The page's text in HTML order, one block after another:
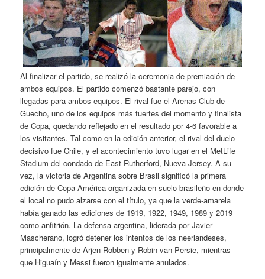
Al finalizar el partido, se realizó la ceremonia de premiación de
ambos equipos. El partido comenzó bastante parejo, con
llegadas para ambos equipos. El rival fue el Arenas Club de
Guecho, uno de los equipos más fuertes del momento y finalista
de Copa, quedando reflejado en el resultado por 4-6 favorable a
los visitantes. Tal como en la edición anterior, el rival del duelo
decisivo fue Chile, y el acontecimiento tuvo lugar en el MetLife
Stadium del condado de East Rutherford, Nueva Jersey. A su
vez, la victoria de Argentina sobre Brasil significó la primera
edición de Copa América organizada en suelo brasileño en donde
el local no pudo alzarse con el título, ya que la verde-amarela
había ganado las ediciones de 1919, 1922, 1949, 1989 y 2019
como anfitrión. La defensa argentina, liderada por Javier
Mascherano, logró detener los intentos de los neerlandeses,
principalmente de Arjen Robben y Robin van Persie, mientras
que Higuaín y Messi fueron igualmente anulados.